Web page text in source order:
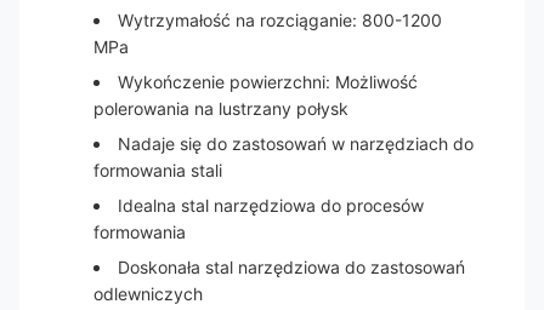
Wytrzymałość na rozciąganie: 800-1200
MPa
Wykończenie powierzchni: Możliwość
polerowania na lustrzany połysk
Nadaje się do zastosowań w narzędziach do
formowania stali
Idealna stal narzędziowa do procesów
formowania
Doskonała stal narzędziowa do zastosowań
odlewniczych